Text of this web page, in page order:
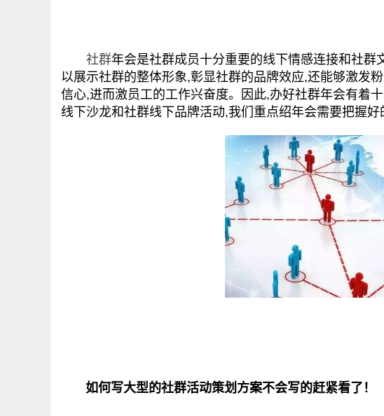
社群年会是社群成员十分重要的线下情感连接和社群
以展示社群的整体形象,彰显社群的品牌效应,还能够激发
信心,进而激员工的工作兴奋度。因此,办好社群年会有着
线下沙龙和社群线下品牌活动,我们重点绍年会需要把握好
如何写大型的社群活动策划方案不会写的赶紧看了！